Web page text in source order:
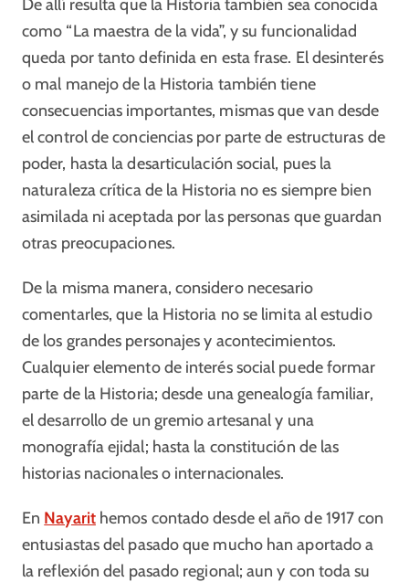
De allí resulta que la Historia también sea conocida
como “La maestra de la vida”, y su funcionalidad
queda por tanto definida en esta frase. El desinterés
o mal manejo de la Historia también tiene
consecuencias importantes, mismas que van desde
el control de conciencias por parte de estructuras de
poder, hasta la desarticulación social, pues la
naturaleza crítica de la Historia no es siempre bien
asimilada ni aceptada por las personas que guardan
otras preocupaciones.
De la misma manera, considero necesario
comentarles, que la Historia no se limita al estudio
de los grandes personajes y acontecimientos.
Cualquier elemento de interés social puede formar
parte de la Historia; desde una genealogía familiar,
el desarrollo de un gremio artesanal y una
monografía ejidal; hasta la constitución de las
historias nacionales o internacionales.
En Nayarithemos contado desde el año de 1917 con
entusiastas del pasado que mucho han aportado a
la reflexión del pasado regional; aun y con toda su